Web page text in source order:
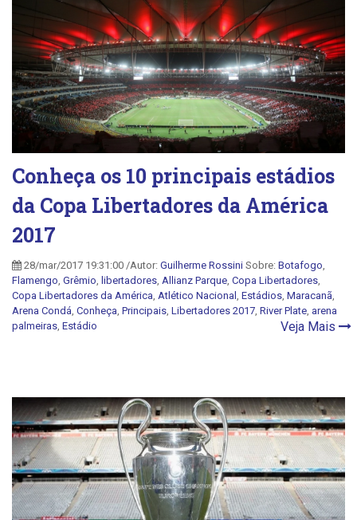
Conheça os 10 principais estádios
da Copa Libertadores da América
2017
28/mar/2017 19:31:00 /Autor: Guilherme Rossini Sobre: Botafogo
Flamengo Grêmio libertadores Allianz Parque Copa Libertadores
Copa Libertadores da América Atlético Nacional Estádios Maracanã
Arena Condá Conheça Principais Libertadores 2017 River Plate arena
palmeiras Estádio Veja Mais